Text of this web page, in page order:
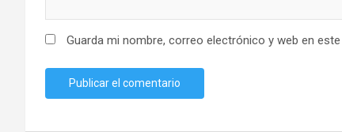
Guarda mi nombre, correo electrónico y web en